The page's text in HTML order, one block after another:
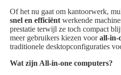
Of het nu gaat om kantoorwerk,
snel en efficiënt werkende
prestatie terwijl ze toch compact
meer gebruikers kiezen voorall-in-
traditionele desktopconfiguraties
Wat zijn All-in-one computers?